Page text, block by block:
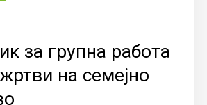
за групна работа
на семејно